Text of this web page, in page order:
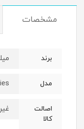
مشخصات
برند
مدل
اصالت
کالا